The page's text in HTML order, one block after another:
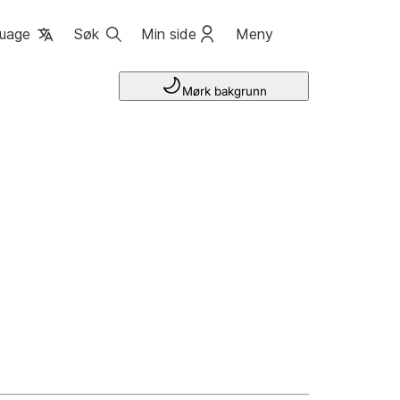
Søk Min side Meny
Mørk bakgrunn